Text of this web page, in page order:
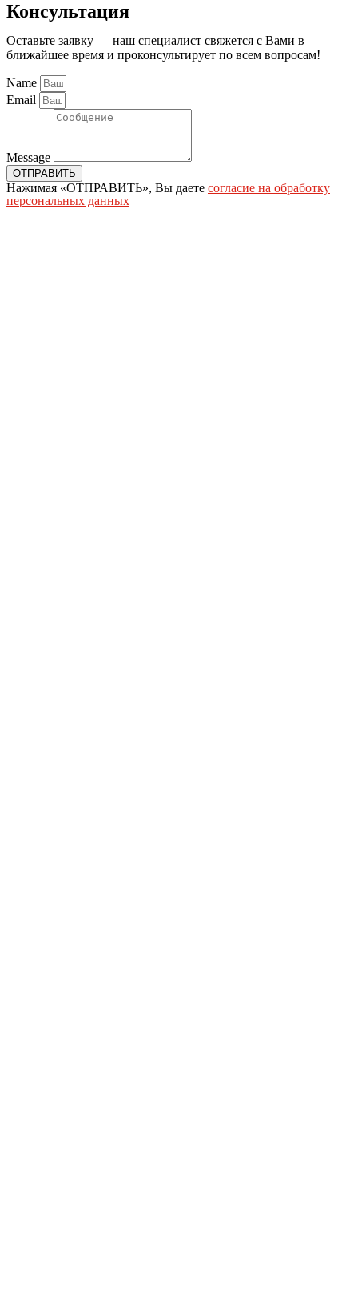
Консультация
Оставьте заявку — наш специалист свяжется с Вами в
ближайшее время и проконсультирует по всем вопросам!
Name
Email
Message
ОТПРАВИТЬ
Нажимая «ОТПРАВИТЬ», Вы даете согласие на обработку
персональных данных